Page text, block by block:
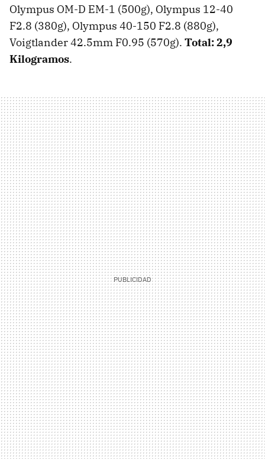
Olympus OM-D EM-1 (500g), Olympus 12-40
F2.8 (380g), Olympus 40-150 F2.8 (880g),
Voigtlander 42.5mm F0.95 (570g). Total: 2,9
Kilogramos.